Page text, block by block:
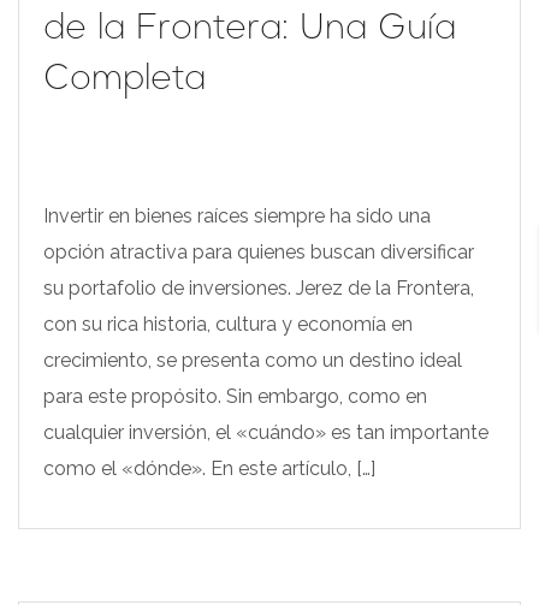
de la Frontera: Una Guía
Completa
Invertir en bienes raíces siempre ha sido una
opción atractiva para quienes buscan diversificar
su portafolio de inversiones. Jerez de la Frontera,
con su rica historia, cultura y economía en
crecimiento, se presenta como un destino ideal
para este propósito. Sin embargo, como en
cualquier inversión, el «cuándo» es tan importante
como el «dónde». En este artículo, […]